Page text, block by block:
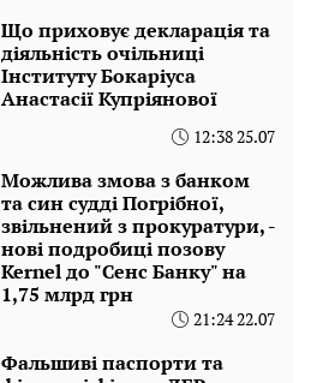
Що приховує декларація та
діяльність очільниці
Інституту Бокаріуса
Анастасії Купріянової
12:38 25.07
Можлива змова з банком
та син судді Погрібної,
звільнений з прокуратури, -
нові подробиці позову
Kernel до "Сенс Банку" на
1,75 млрд грн
21:24 22.07
Фальшиві паспорти та